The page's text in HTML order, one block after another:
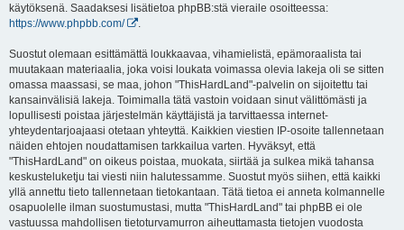
käytöksenä. Saadaksesi lisätietoa phpBB:stä vieraile osoitteessa:
https://www.phpbb.com/
Suostut olemaan esittämättä loukkaavaa, vihamielistä, epämoraalista tai
muutakaan materiaalia, joka voisi loukata voimassa olevia lakeja oli se sitten
omassa maassasi, se maa, johon "ThisHardLand"-palvelin on sijoitettu tai
kansainvälisiä lakeja. Toimimalla tätä vastoin voidaan sinut välittömästi ja
lopullisesti poistaa järjestelmän käyttäjistä ja tarvittaessa internet-
yhteydentarjoajaasi otetaan yhteyttä. Kaikkien viestien IP-osoite tallennetaan
näiden ehtojen noudattamisen tarkkailua varten. Hyväksyt, että
"ThisHardLand" on oikeus poistaa, muokata, siirtää ja sulkea mikä tahansa
keskusteluketju tai viesti niin halutessamme. Suostut myös siihen, että kaikki
yllä annettu tieto tallennetaan tietokantaan. Tätä tietoa ei anneta kolmannelle
osapuolelle ilman suostumustasi, mutta "ThisHardLand" tai phpBB ei ole
vastuussa mahdollisen tietoturvamurron aiheuttamasta tietojen vuodosta